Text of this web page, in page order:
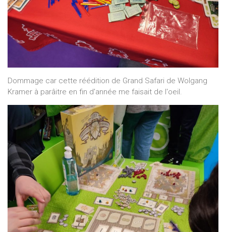
Dommage car cette réédition de Grand Safari de Wolgang
Kramer à parâitre en fin d'année me faisait de l'oeil.